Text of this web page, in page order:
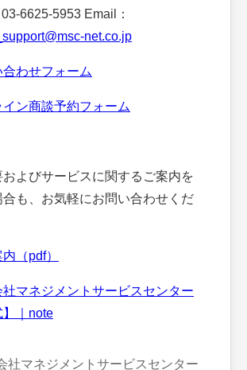
6625-5953 Email：
net.co.jp
合わせフォーム
イン商談予約フォーム
よびサービスに関するご案内を
合も、お気軽にお問い合わせくだ
（pdf）
社マネジメントサービスセンター
】｜note
社マネジメントサービスセンター